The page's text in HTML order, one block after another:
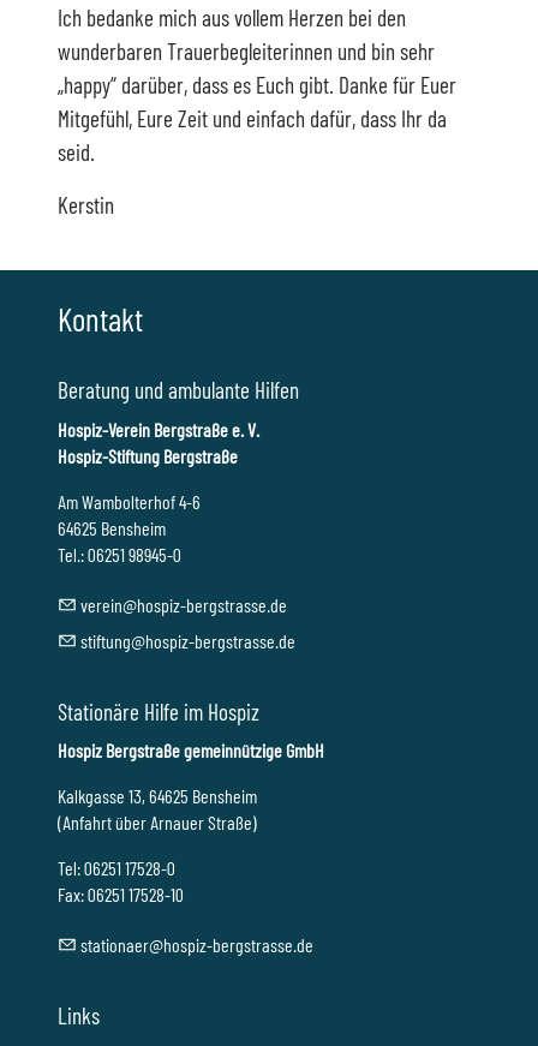
Ich bedanke mich aus vollem Herzen bei den
wunderbaren Trauerbegleiterinnen und bin sehr
„happy“ darüber, dass es Euch gibt. Danke für Euer
Mitgefühl, Eure Zeit und einfach dafür, dass Ihr da
seid.
Kerstin
Kontakt
Beratung und ambulante Hilfen
Hospiz-Verein Bergstraße e. V.
Hospiz-Stiftung Bergstraße
Am Wambolterhof 4-6
64625 Bensheim
Tel.: 06251 98945-0
v r n h sp z-b rgstr ss d
stft ng h sp z-b rgstr ss d
Stationäre Hilfe im Hospiz
Hospiz Bergstraße gemeinnützige GmbH
Kalkgasse 13, 64625 Bensheim
(Anfahrt über Arnauer Straße)
Tel: 06251 17528-0
Fax: 06251 17528-10
st t n r h sp z-b rgstr ss d
Links